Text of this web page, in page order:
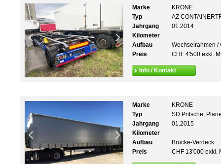
Marke
KRONE
Typ
AZ
Jahrgang
01.2014
Kilometer
Aufbau
Wechselrahmen /
Preis
CHF 4'500 exkl.
Info / Kontakt
Marke
KRONE
Typ
SD Pritsche,
Jahrgang
01.2015
Kilometer
Aufbau
Brücke-Verdeck
Preis
CHF 13'000 exkl.